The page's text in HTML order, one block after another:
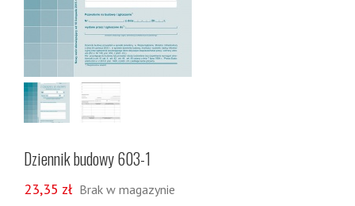
Dziennik budowy 603-1
23,35 zł Brak w magazynie